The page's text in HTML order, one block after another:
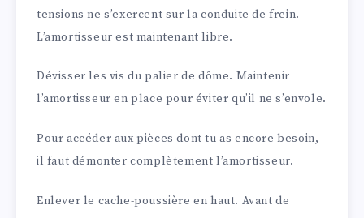
tensions ne s’exercent sur la conduite de frein.
L’amortisseur est maintenant libre.
Dévisser les vis du palier de dôme. Maintenir
l’amortisseur en place pour éviter qu’il ne s’envole.
Pour accéder aux pièces dont tu as encore besoin,
il faut démonter complètement l’amortisseur.
Enlever le cache-poussière en haut. Avant de